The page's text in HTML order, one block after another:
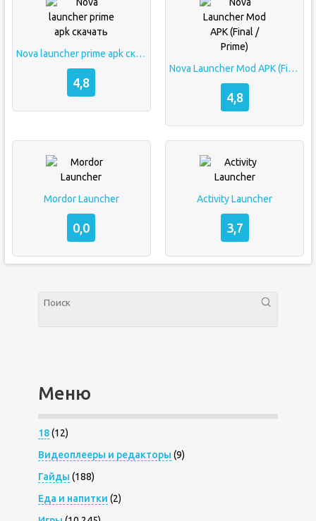
Nova launcher prime apk скачать
4,8
Nova Launcher Mod APK (Final / Prime)
4,8
Mordor Launcher
0,0
Activity Launcher
3,7
Меню
18(12)
Видеоплееры и редакторы (9)
Гайды (188)
Еда и напитки (2)